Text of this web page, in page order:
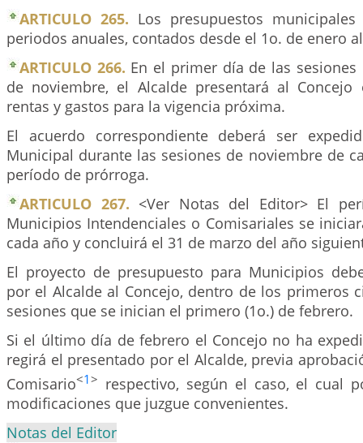
ARTICULO 265. Los presupuestos
periodos anuales, contados desde el 1o. de enero
ARTICULO 266. En el primer día de las
de noviembre, el Alcalde presentará al Concejo
rentas y gastos para la vigencia próxima.
El acuerdo correspondiente deberá ser
Municipal durante las sesiones de noviembre de
período de prórroga.
ARTICULO 267. <Ver Notas del Editor> El
Municipios Intendenciales o Comisariales se
cada año y concluirá el 31 de marzo del año
El proyecto de presupuesto para Municipios
por el Alcalde al Concejo, dentro de los primeros
sesiones que se inician el primero (1o.) de febrero.
Si el último día de febrero el Concejo no ha
regirá el presentado por el Alcalde, previa
Comisario<1> respectivo, según el caso, el cual
modificaciones que juzgue convenientes.
Notas del Editor